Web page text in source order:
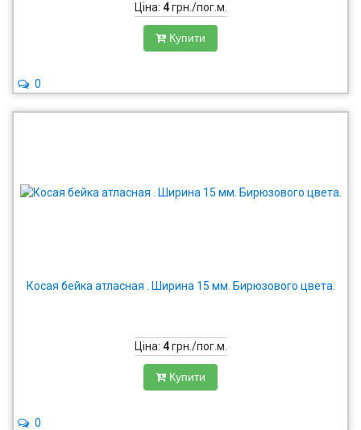
Ціна: 4грн./пог.м.
Купити
0
Косая бейка атласная . Ширина 15 мм. Бирюзового цвета.
Ціна: 4грн./пог.м.
Купити
0